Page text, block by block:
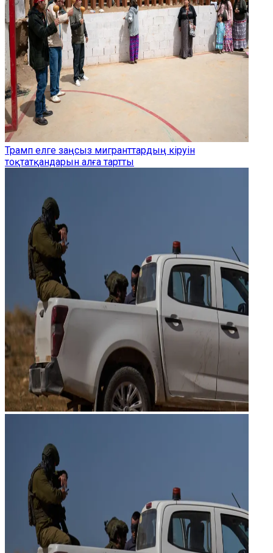
Трамп елге заңсыз мигранттардың кіруін
тоқтатқандарын алға тартты